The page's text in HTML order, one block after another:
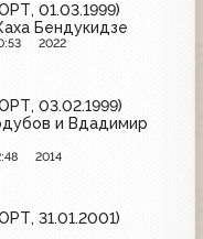
01.03.1999)
Бендукидзе
2022
03.02.1999)
и Вдадимир
2014
31.01.2001)